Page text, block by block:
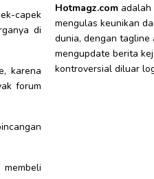
capek
di
karena
forum
Hotmagz.comadalah
mengulas keunikan
dunia, dengan tagline
mengupdate berita
kontroversial diluar